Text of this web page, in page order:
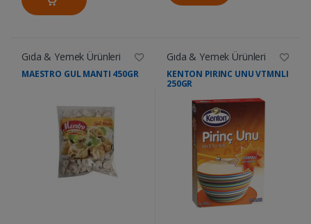
Gıda & Yemek Ürünleri
MAESTRO GUL MANTI 450GR
Gıda & Yemek Ürünleri
KENTON PIRINC UNU VTMNLI
250GR